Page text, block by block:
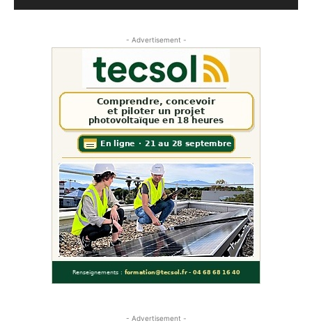
- Advertisement -
- Advertisement -